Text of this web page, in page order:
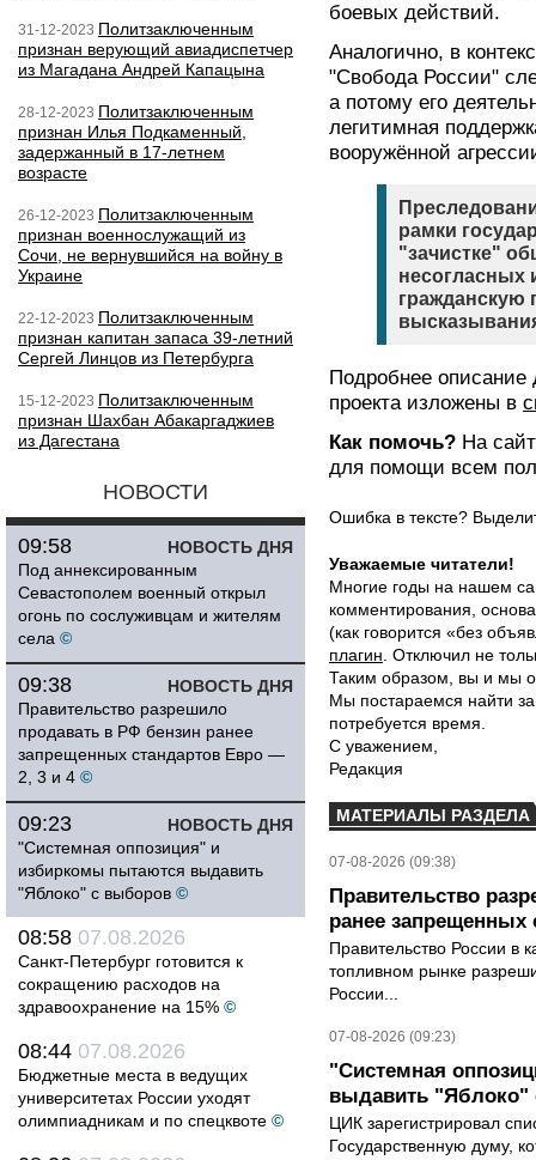
31-12-2023 Политзаключенным
признан верующий авиадиспетчер
из Магадана Андрей Капацына
28-12-2023 Политзаключенным
признан Илья Подкаменный,
задержанный в 17-летнем
возрасте
26-12-2023 Политзаключенным
признан военнослужащий из
Сочи, не вернувшийся на войну в
Украине
22-12-2023 Политзаключенным
признан капитан запаса 39-летний
Сергей Линцов из Петербурга
15-12-2023 Политзаключенным
признан Шахбан Абакаргаджиев
из Дагестана
НОВОСТИ
НОВОСТЬ ДНЯ
09:58
Под аннексированным
Севастополем военный открыл
огонь по сослуживцам и жителям
села ©
НОВОСТЬ ДНЯ
09:38
Правительство разрешило
продавать в РФ бензин ранее
запрещенных стандартов Евро —
2, 3 и 4 ©
НОВОСТЬ ДНЯ
09:23
"Системная оппозиция" и
избиркомы пытаются выдавить
"Яблоко" с выборов ©
08:58 07.08.2026
Санкт-Петербург готовится к
сокращению расходов на
здравоохранение на 15% ©
08:44 07.08.2026
Бюджетные места в ведущих
университетах России уходят
олимпиадникам и по спецквоте ©
боевых действий.
Аналогично, в
"Свобода России"
а потому его
легитимная
вооружённой
рамки
"зачистке"
несогласных
гражданскую
Подробнее описание
проекта изложены в
Как помочь? На
для помощи всем
Ошибка в тексте?
Уважаемые читатели!
Многие годы на нашем
комментирования,
(как говорится «без
плагин . Отключил не
Таким образом, вы и мы
Мы постараемся найти
потребуется время.
С уважением,
Редакция
МАТЕРИАЛЫ РАЗДЕЛА
07-08-2026 (09:38)
Правительство
ранее запрещенных
Правительство России в
топливном рынке
России...
07-08-2026 (09:23)
"Системная
выдавить "Яблоко"
ЦИК зарегистрировал
Государственную думу,